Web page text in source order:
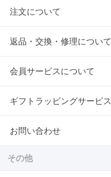
注文について
返品・交換・修理について
会員サービスについて
ギフトラッピングサービス
お問い合わせ
その他